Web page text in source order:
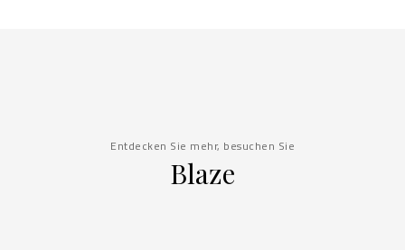
Entdecken Sie mehr, besuchen Sie
Blaze